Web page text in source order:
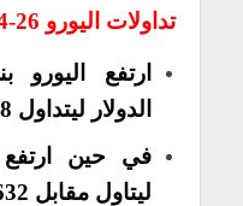
تداولات اليورو 26-04-2019
الدولار ليتداول 1.1138
في حين ارتفع
ليتاول مقابل 0.8632 .